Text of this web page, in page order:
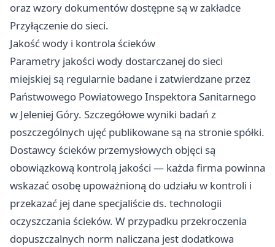
oraz wzory dokumentów dostępne są w zakładce
Przyłączenie do sieci.
Jakość wody i kontrola ścieków
Parametry jakości wody dostarczanej do sieci
miejskiej są regularnie badane i zatwierdzane przez
Państwowego Powiatowego Inspektora Sanitarnego
w Jeleniej Góry. Szczegółowe wyniki badań z
poszczególnych ujęć publikowane są na stronie spółki.
Dostawcy ścieków przemysłowych objęci są
obowiązkową kontrolą jakości — każda firma powinna
wskazać osobę upoważnioną do udziału w kontroli i
przekazać jej dane specjaliście ds. technologii
oczyszczania ścieków. W przypadku przekroczenia
dopuszczalnych norm naliczana jest dodatkowa